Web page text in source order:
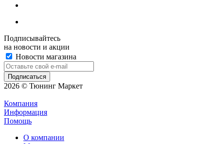
Подписывайтесь
на новости и акции
Новости магазина
2026 © Тюнинг Маркет
Компания
Информация
Помощь
О компании